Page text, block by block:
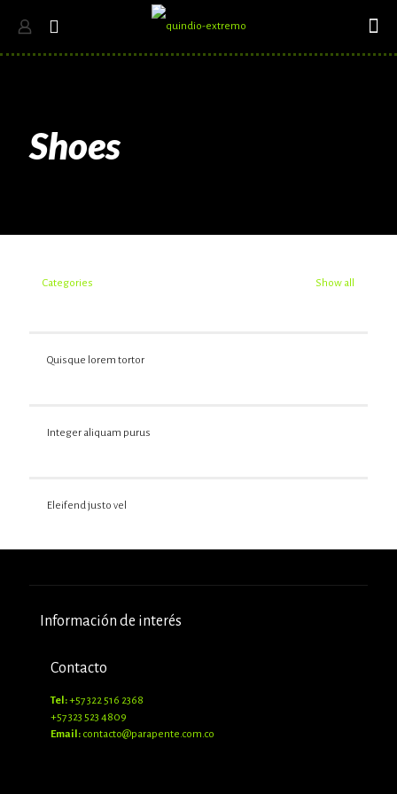
Shoes
Categories Show all
Quisque lorem tortor
Integer aliquam purus
Eleifend justo vel
Información de interés
Contacto
Tel:+57 322 516 2368
+57 323 523 4809
Email: contacto@parapente.com.co